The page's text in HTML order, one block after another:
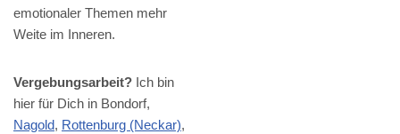
emotionaler Themen mehr
Weite im Inneren.
Vergebungsarbeit? Ich bin
hier für Dich in Bondorf,
Nagold, Rottenburg (Neckar),